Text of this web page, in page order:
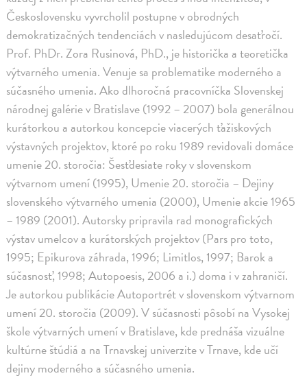
Československu vyvrcholil postupne v obrodných
demokratizačných tendenciách v nasledujúcom desaťročí.
Prof. PhDr. Zora Rusinová, PhD., je historička a teoretička
výtvarného umenia. Venuje sa problematike moderného a
súčasného umenia. Ako dlhoročná pracovníčka Slovenskej
národnej galérie v Bratislave (1992 – 2007) bola generálnou
kurátorkou a autorkou koncepcie viacerých ťažiskových
výstavných projektov, ktoré po roku 1989 revidovali domáce
umenie 20. storočia: Šesťdesiate roky v slovenskom
výtvarnom umení (1995), Umenie 20. storočia – Dejiny
slovenského výtvarného umenia (2000), Umenie akcie 1965
– 1989 (2001). Autorsky pripravila rad monografických
výstav umelcov a kurátorských projektov (Pars pro toto,
1995; Epikurova záhrada, 1996; Limitlos, 1997; Barok a
súčasnosť, 1998; Autopoesis, 2006 a i.) doma i v zahraničí.
Je autorkou publikácie Autoportrét v slovenskom výtvarnom
umení 20. storočia (2009). V súčasnosti pôsobí na Vysokej
škole výtvarných umení v Bratislave, kde prednáša vizuálne
kultúrne štúdiá a na Trnavskej univerzite v Trnave, kde učí
dejiny moderného a súčasného umenia.